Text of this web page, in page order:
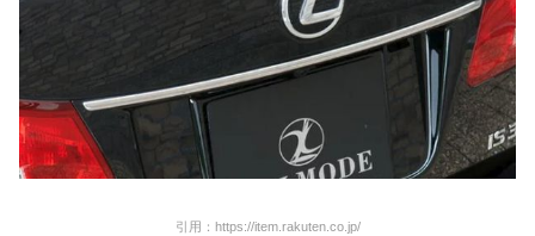
引用：https://item.rakuten.co.jp/